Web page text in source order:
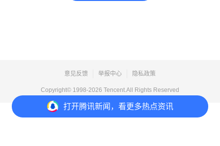
打开腾讯新闻，看更多热点资讯
意见反馈 举报中心 隐私政策
Copyright© 1998-2026 Tencent.All Rights Reserved